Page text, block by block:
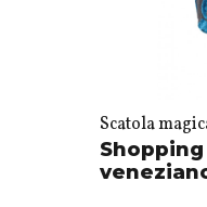
Scatola